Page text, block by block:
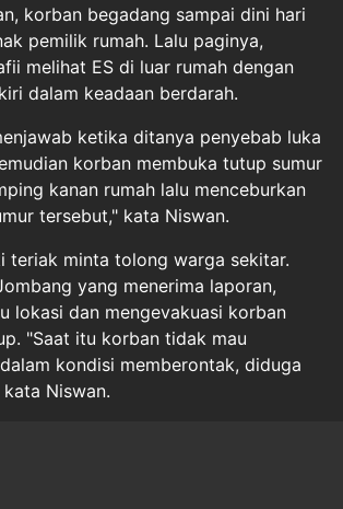
korban begadang sampai dini hari
pemilik rumah. Lalu paginya,
melihat ES di luar rumah dengan
dalam keadaan berdarah.
ketika ditanya penyebab luka
korban membuka tutup sumur
kanan rumah lalu menceburkan
tersebut," kata Niswan.
teriak minta tolong warga sekitar.
yang menerima laporan,
lokasi dan mengevakuasi korban
"Saat itu korban tidak mau
kondisi memberontak, diduga
Niswan.